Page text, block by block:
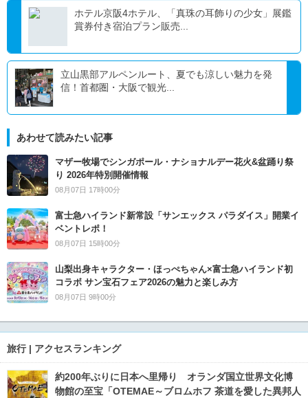
ホテル京阪4ホテル、「真珠の耳飾りの少女」展鑑
賞券付き宿泊プラン販売...
立山黒部アルペンルート、夏でも涼しい魅力を発
信！首都圏・大阪で観光...
あわせて読みたい記事
マザー牧場でシンガポール・ナショナルデー花火&盆踊り祭
り 2026年特別開催情報
08月07日 17時00分
富士急ハイランド新常設「サンエックス パラダイス」開業イ
ベントレポ！
08月07日 15時00分
山梨出身キャラクター・ほっぺちゃん×富士急ハイランド初
コラボ サン宝石フェア2026の魅力と楽しみ方
08月07日 9時00分
旅行 | アクセスランキング
約200年ぶりに日本へ里帰り オランダ国立世界文化博
物館の至宝「OTEMAE～ブロムホフ 茶道を愛した異邦人